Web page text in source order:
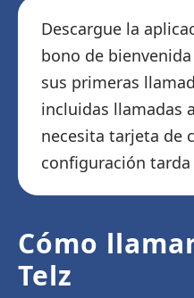
Descargue la
bono de
sus primeras
incluidas llamadas
necesita tarjeta de
configuración
Cómo
Telz